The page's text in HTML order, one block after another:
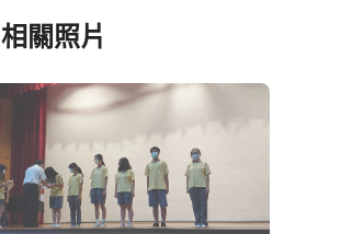
相關照片